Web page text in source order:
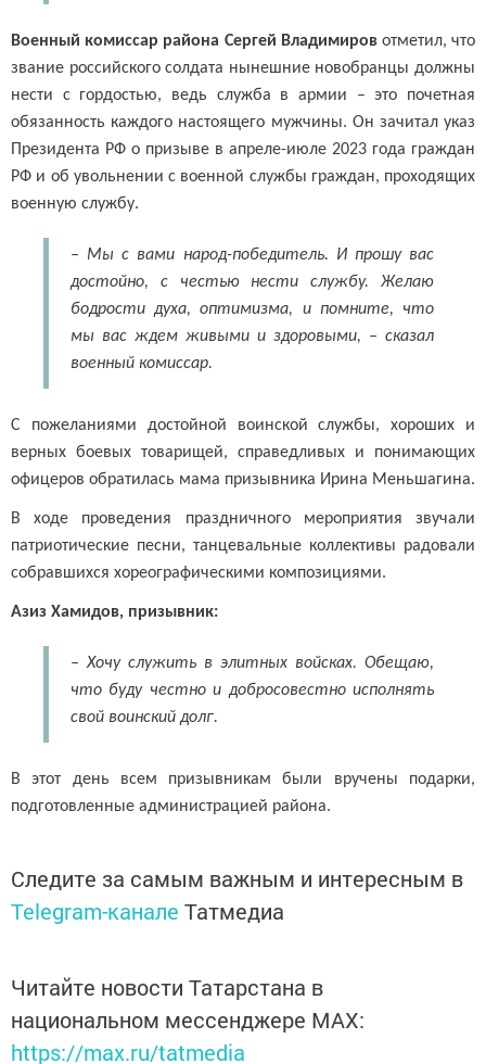
Военный комиссар района Сергей Владимировотметил, что
звание российского солдата нынешние новобранцы должны
нести с гордостью, ведь служба в армии – это почетная
обязанность каждого настоящего мужчины. Он зачитал указ
Президента РФ о призыве в апреле-июле 2023 года граждан
РФ и об увольнении с военной службы граждан, проходящих
военную службу.
– Мы с вами народ-победитель. И прошу вас
достойно, с честью нести службу. Желаю
бодрости духа, оптимизма, и помните, что
мы вас ждем живыми и здоровыми, – сказал
военный комиссар.
С пожеланиями достойной воинской службы, хороших и
верных боевых товарищей, справедливых и понимающих
офицеров обратилась мама призывника Ирина Меньшагина.
В ходе проведения праздничного мероприятия звучали
патриотические песни, танцевальные коллективы радовали
собравшихся хореографическими композициями.
Азиз Хамидов, призывник:
– Хочу служить в элитных войсках. Обещаю,
что буду честно и добросовестно исполнять
свой воинский долг.
В этот день всем призывникам были вручены подарки,
подготовленные администрацией района.
Следите за самым важным и интересным в
Telegram-канале Татмедиа
Читайте новости Татарстана в
национальном мессенджере MАХ:
https://max.ru/tatmedia